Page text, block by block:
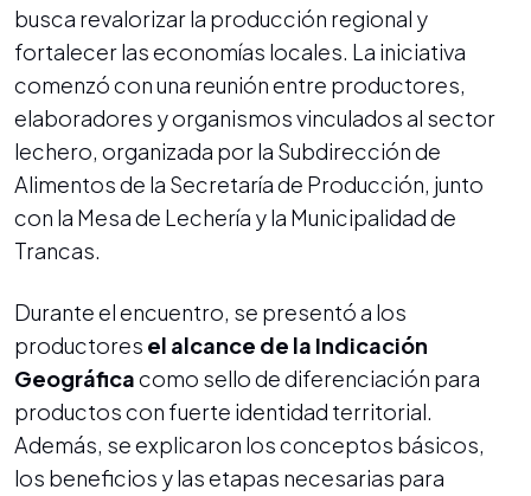
busca revalorizar la producción regional y
fortalecer las economías locales. La iniciativa
comenzó con una reunión entre productores,
elaboradores y organismos vinculados al sector
lechero, organizada por la Subdirección de
Alimentos de la Secretaría de Producción, junto
con la Mesa de Lechería y la Municipalidad de
Trancas.
Durante el encuentro, se presentó a los
productores el alcance de la Indicación
Geográficacomo sello de diferenciación para
productos con fuerte identidad territorial.
Además, se explicaron los conceptos básicos,
los beneficios y las etapas necesarias para